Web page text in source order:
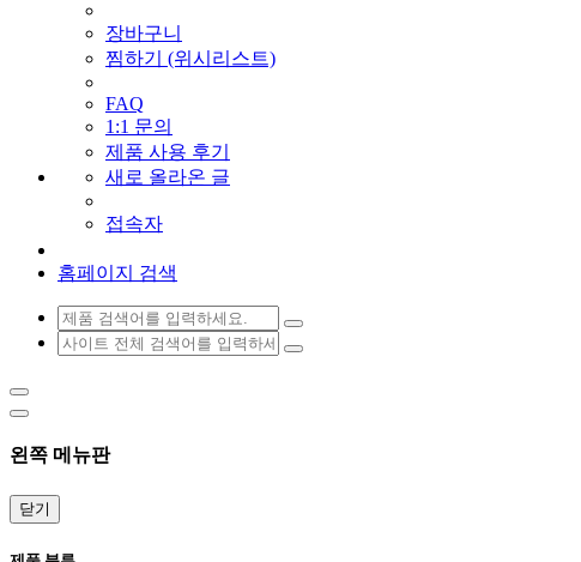
장바구니
찜하기 (위시리스트)
FAQ
1:1 문의
제품 사용 후기
새로 올라온 글
접속자
홈페이지 검색
왼쪽 메뉴판
닫기